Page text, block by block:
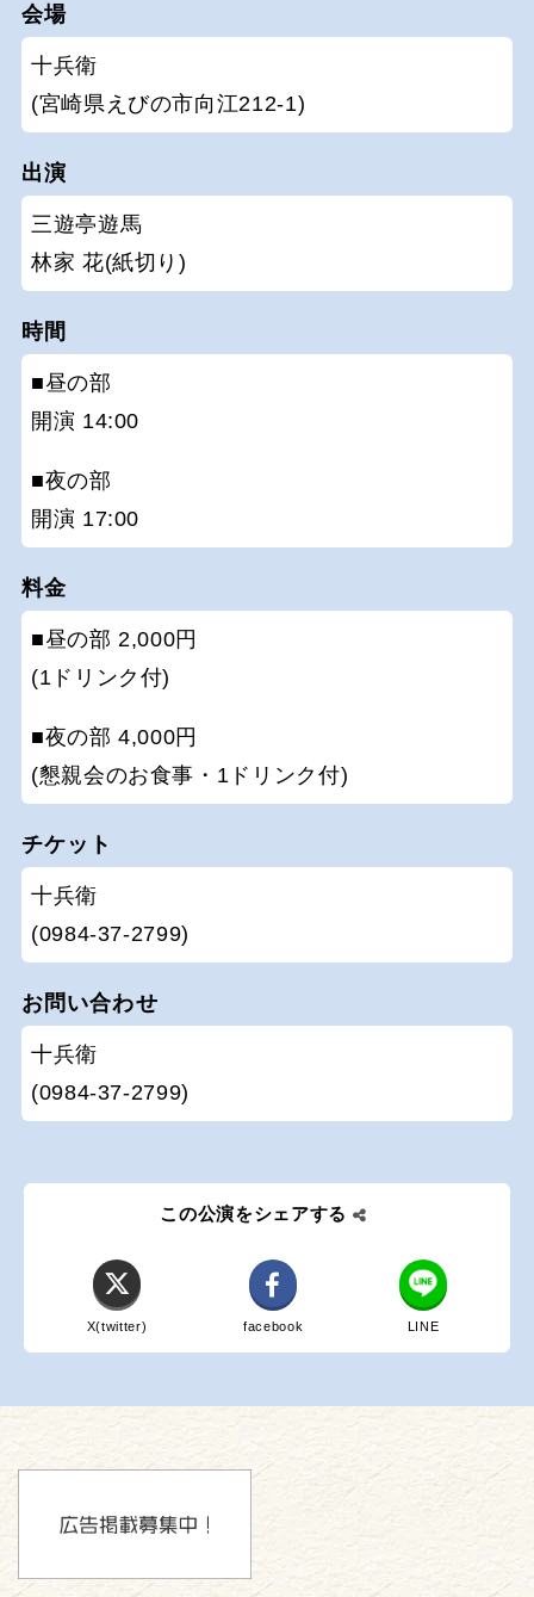
会場
十兵衛
(宮崎県えびの市向江212-1)
出演
三遊亭遊馬
林家 花(紙切り)
時間
■昼の部
開演 14:00
■夜の部
開演 17:00
料金
■昼の部 2,000円
(1ドリンク付)
■夜の部 4,000円
(懇親会のお食事・1ドリンク付)
チケット
十兵衛
(0984-37-2799)
お問い合わせ
十兵衛
(0984-37-2799)
この公演をシェアする
X(twitter) facebook LINE